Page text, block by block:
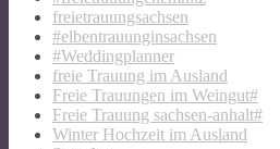
freietrauungsachsen
#elbentrauunginsachsen
#Weddingplanner
freie Trauung im Ausland
Freie Trauungen im Weingut#
Freie Trauung sachsen-anhalt#
Winter Hochzeit im Ausland